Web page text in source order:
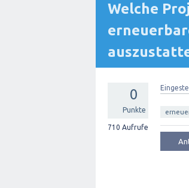
Welche
0
Punkte
710 Aufrufe